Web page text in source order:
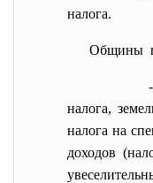
налога.
Общины
-
налога,
налога на
доходов